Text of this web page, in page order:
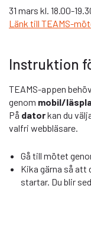
31 mars kl. 18.00-
Länk till TEAMS-
Instruktion
TEAMS-appen
genom mobil/
På datorkan du
valfri webbläsare.
Gå till mötet
Kika gärna så att
startar. Du blir